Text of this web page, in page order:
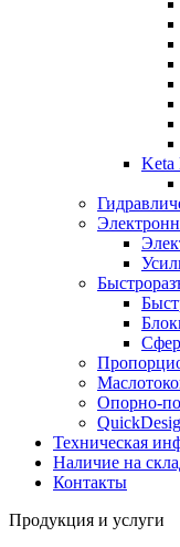
Keta
Опорно-
Техническая
Наличие на
Контакты
Продукция и услуги